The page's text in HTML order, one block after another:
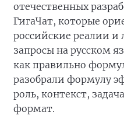
отечественных
ГигаЧат, которые
российские реалии
запросы на русском
как правильно
разобрали формулу
роль, контекст,
формат.